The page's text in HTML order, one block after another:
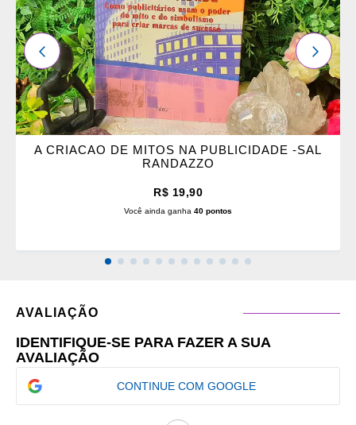
A CRIACAO DE MITOS NA PUBLICIDADE -SAL
RANDAZZO
R$ 19,90
Você ainda ganha 40 pontos
ANTERIOR
AVALIAÇÃO
IDENTIFIQUE-SE PARA FAZER A SUA
AVALIAÇÃO
CONTINUE COM GOOGLE